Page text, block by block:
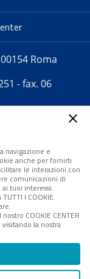
Roma
- fax. 06
iscritta
di Roma -
resp. Michela
e
- FPA s.r.l.
di management
- R.E.A. Roma
navigazione e
anche per fornirti
le interazioni con
comunicazioni di
tuoi interessi.
I COOKIE.
COOKIE CENTER
la nostra